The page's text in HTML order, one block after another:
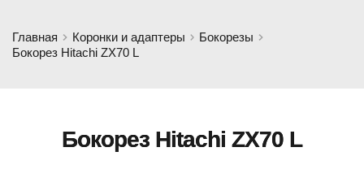
Главная Коронки и адаптеры
Бокорезы
Бокорез Hitachi ZX70 L
Бокорез Hitachi ZX70 L